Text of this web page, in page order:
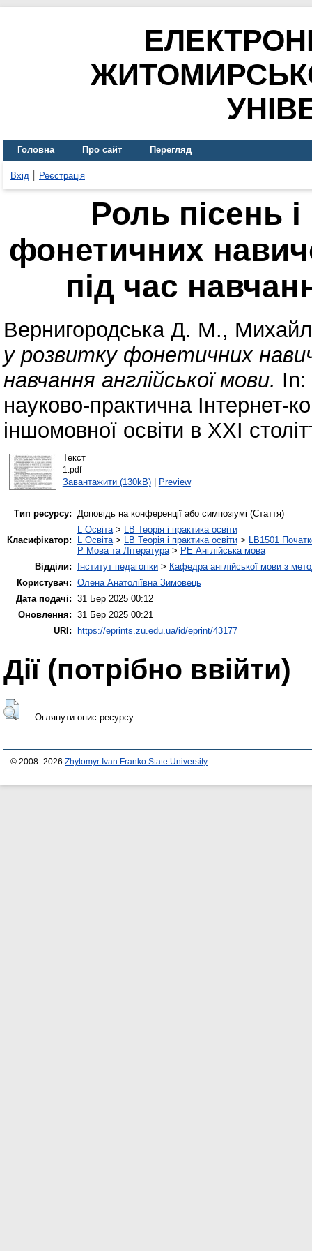
Головна Про сайт Перегляд
Вхід Реєстрація
Роль пісень
фонетичних
під час
Вернигородська Д. М.,
у розвитку фонетичних
навчання англійської мови. In:
науково-практична Інтернет-
іншомовної освіти в ХХІ
Текст
1.pdf
Завантажити (130kB)| Preview
Тип ресурсу: Доповідь на конференції або симпозіумі (Стаття)
Класифікатор:
L Освіта> LB Теорія і практика освіти
L Освіта> LB Теорія і практика освіти > LB1501
P Мова та Література> PE Англійська мова
Відділи:
Інститут педагогіки > Кафедра англійської мови з
Користувач: Олена Анатоліївна Зимовець
Дата подачі: 31 Бер 2025 00:12
Оновлення: 31 Бер 2025 00:21
URI:
https://eprints.zu.edu.ua/id/eprint/43177
Дії ​​(потрібно ввійти)
Оглянути опис ресурсу
© 2008–2026 Zhytomyr Ivan Franko State University